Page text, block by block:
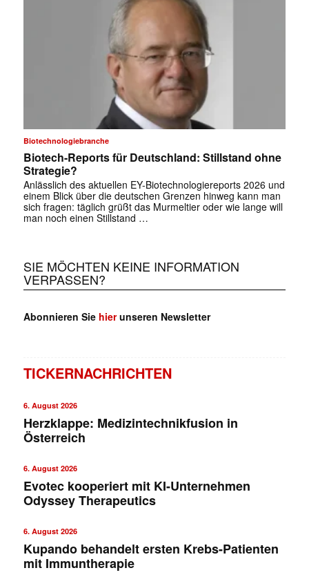
Biotechnologiebranche
Biotech-Reports für Deutschland: Stillstand ohne
Strategie?
Anlässlich des aktuellen EY-Biotechnologiereports 2026 und
einem Blick über die deutschen Grenzen hinweg kann man
sich fragen: täglich grüßt das Murmeltier oder wie lange will
man noch einen Stillstand …
SIE MÖCHTEN KEINE INFORMATION
VERPASSEN?
Abonnieren Sie hierunseren Newsletter
TICKERNACHRICHTEN
6. August 2026
Herzklappe: Medizintechnikfusion in
Österreich
6. August 2026
Evotec kooperiert mit KI-Unternehmen
Odyssey Therapeutics
6. August 2026
Kupando behandelt ersten Krebs-Patienten
mit Immuntherapie